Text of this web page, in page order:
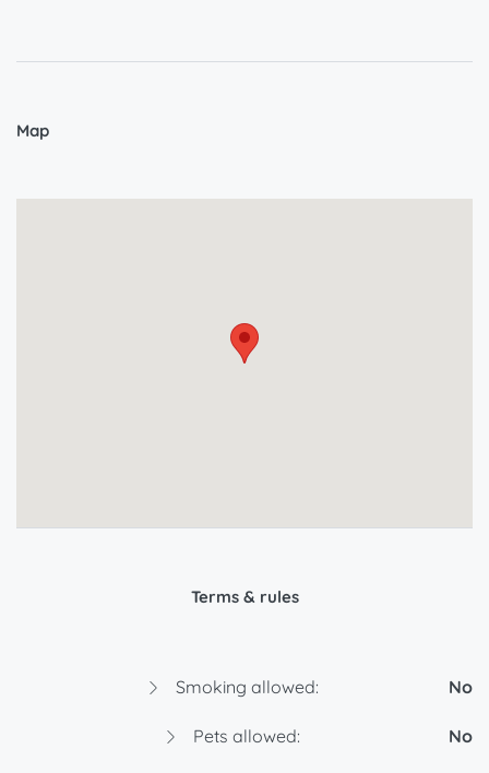
Map
Terms & rules
Smoking allowed: No
Pets allowed: No